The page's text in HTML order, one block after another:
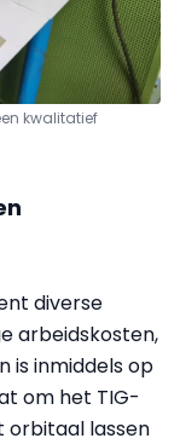
kwalitatief
diverse
arbeidskosten,
is inmiddels op
om het TIG-
orbitaal lassen